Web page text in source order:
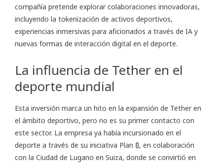
compañía pretende explorar colaboraciones innovadoras,
incluyendo la tokenización de activos deportivos,
experiencias inmersivas para aficionados a través de IA y
nuevas formas de interacción digital en el deporte.
La influencia de Tether en el
deporte mundial
Esta inversión marca un hito en la expansión de Tether en
el ámbito deportivo, pero no es su primer contacto con
este sector. La empresa ya había incursionado en el
deporte a través de su iniciativa Plan ₿, en colaboración
con la Ciudad de Lugano en Suiza, donde se convirtió en